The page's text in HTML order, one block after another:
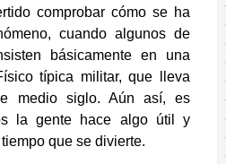
comprobar cómo se ha
cuando algunos de
básicamente en una
típica militar, que lleva
medio siglo. Aún así, es
la gente hace algo útil y
que se divierte.